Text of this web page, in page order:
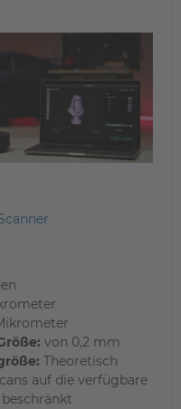
von 0,2 mm
Theoretisch
auf die verfügbare